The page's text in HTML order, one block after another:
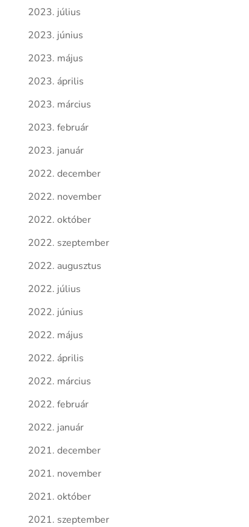
2023. július
2023. június
2023. május
2023. április
2023. március
2023. február
2023. január
2022. december
2022. november
2022. október
2022. szeptember
2022. augusztus
2022. július
2022. június
2022. május
2022. április
2022. március
2022. február
2022. január
2021. december
2021. november
2021. október
2021. szeptember